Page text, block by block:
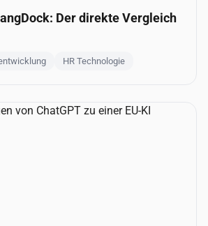
Der direkte Vergleich
HR Technologie